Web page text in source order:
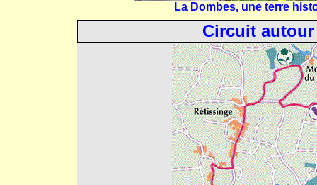
La Dombes, une terre
Circuit